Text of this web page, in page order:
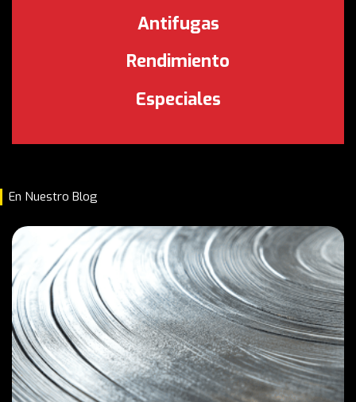
Antifugas
Rendimiento
Especiales
En Nuestro Blog